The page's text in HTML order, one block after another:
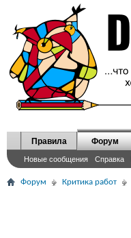
Правила Форум
Новые сообщения Справка
Форум Критика работ